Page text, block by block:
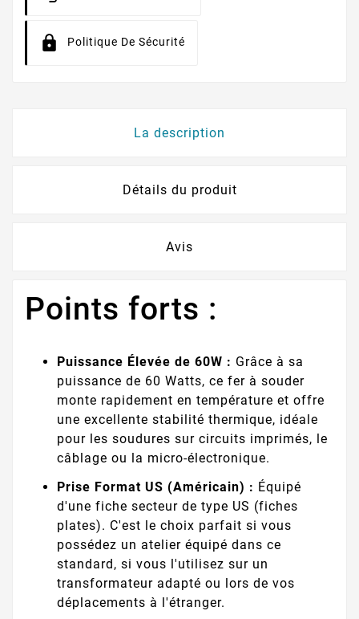
Politique De Sécurité
La description
Détails du produit
Avis
Points forts :
Puissance Élevée de 60W : Grâce à sa
puissance de 60 Watts, ce fer à souder
monte rapidement en température et offre
une excellente stabilité thermique, idéale
pour les soudures sur circuits imprimés, le
câblage ou la micro-électronique.
Prise Format US (Américain) : Équipé
d'une fiche secteur de type US (fiches
plates). C'est le choix parfait si vous
possédez un atelier équipé dans ce
standard, si vous l'utilisez sur un
transformateur adapté ou lors de vos
déplacements à l'étranger.